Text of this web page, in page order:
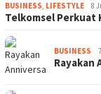
BUSINESS, LIFESTYLE 8
Telkomsel
BUSINESS
Rayakan